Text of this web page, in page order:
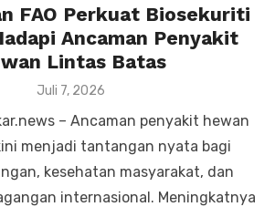
FAO Perkuat Biosekuriti
Ancaman Penyakit
Lintas Batas
Posted
Juli 7, 2026
– Ancaman penyakit hewan
menjadi tantangan nyata bagi
kesehatan masyarakat, dan
internasional. Meningkatnya